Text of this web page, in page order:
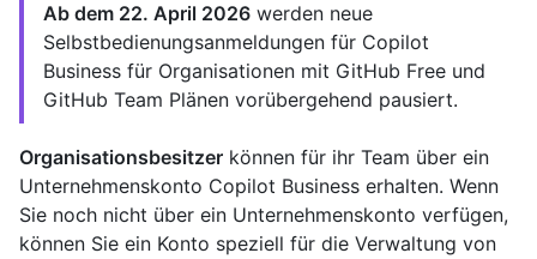
Ab dem 22. April 2026 werden neue
Selbstbedienungsanmeldungen für Copilot
Business für Organisationen mit GitHub Free und
GitHub Team Plänen vorübergehend pausiert.
Organisationsbesitzer können für ihr Team über ein
Unternehmenskonto Copilot Business erhalten. Wenn
Sie noch nicht über ein Unternehmenskonto verfügen,
können Sie ein Konto speziell für die Verwaltung von